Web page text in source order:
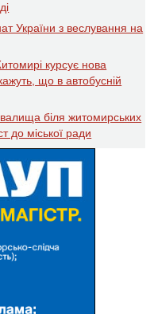
України з веслування на
курсує нова
що в автобусній
біля житомирських
до міської ради